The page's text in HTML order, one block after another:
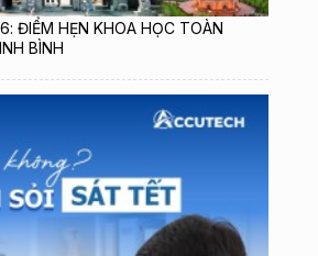
ĐIỂM HẸN KHOA HỌC TOÀN
BÌNH